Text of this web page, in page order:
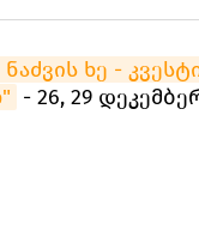
ხე -
- 26, 29